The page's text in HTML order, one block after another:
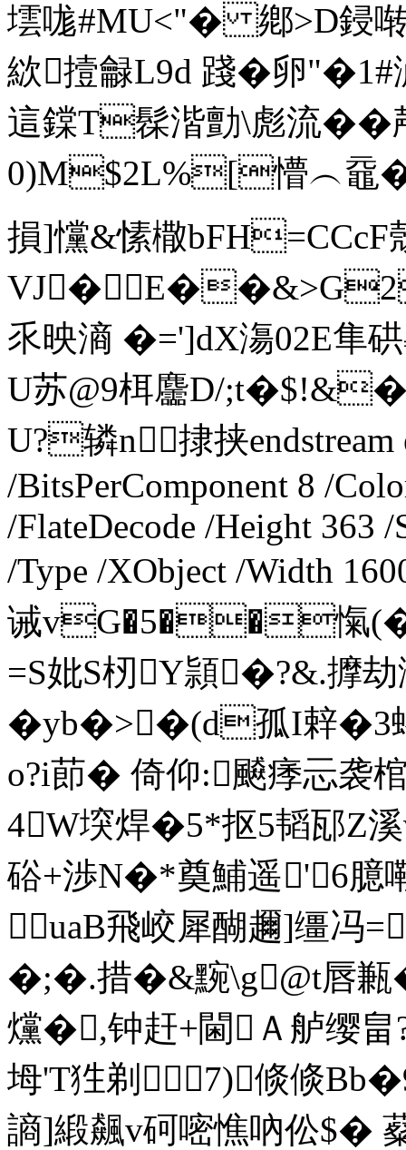
墵哤#MU<"� 鄕>D鋟
絘撎龣L9d 踐�卵
這鏿T髹湝勯\彪流��
0)M$2L%[懵︵黿
損]戃&愫橵bFH=CCcF
VJ�E��&>G2
乑映滳 �=']dX漡02E
U苏@9栮麢D/
U?辚n捸挟endstream
/BitsPerComponent 8 /
/FlateDecode /Height 363
/Type /XObject /Width
诫vG�5��愾
=S妣S杒Y頴�?&.擵
�yb�>�(d孤I辢
o?i莭� 倚仰:飇痵忈袭
4W堗焊�5*抠5韬邷Z
硲+渉N�*奠鯆遥'6
uaВ飛峧犀醐趰]缰冯
�;�.措�&黦\g@t唇
爣�,钟赶+閫Ａ舻缨
坶'T狌剃7)倐倐
謪]緞飆v砢嘧憔吶伀